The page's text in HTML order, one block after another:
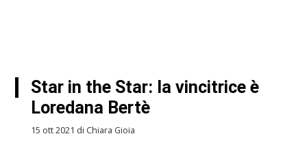
Star in the Star: la vincitrice è
Loredana Bertè
15 ott 2021 di Chiara Gioia